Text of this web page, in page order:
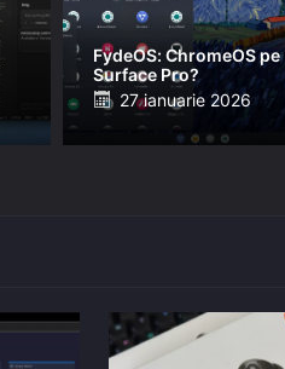
FydeOS: ChromeOS pe
Surface Pro?
Posted
27 ianuarie 2026